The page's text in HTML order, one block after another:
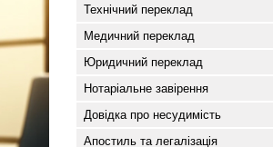
Технічний переклад
Медичний переклад
Юридичний переклад
Нотаріальне завірення
Довідка про несудимість
Апостиль та легалізація